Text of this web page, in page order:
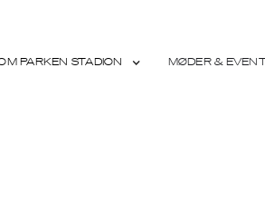
PARKEN STADION MØDER &